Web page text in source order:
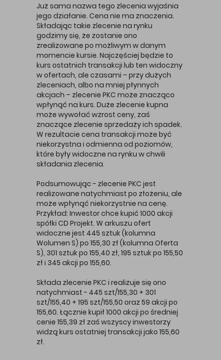
Już sama nazwa tego zlecenia wyjaśnia
jego działanie. Cena nie ma znaczenia.
Składając takie zlecenie na rynku
godzimy się, że zostanie ono
zrealizowane po możliwym w danym
momencie kursie. Najczęściej będzie to
kurs ostatnich transakcji lub ten widoczny
w ofertach, ale czasami – przy dużych
zleceniach, albo na mniej płynnych
akcjach – zlecenie PKC może znacząco
wpłynąć na kurs. Duże zlecenie kupna
może wywołać wzrost ceny, zaś
znaczące zlecenie sprzedaży ich spadek.
W rezultacie cena transakcji może być
niekorzystna i odmienna od poziomów,
które były widoczne na rynku w chwili
składania zlecenia.
Podsumowując - zlecenie PKC jest
realizowane natychmiast po złożeniu, ale
może wpłynąć niekorzystnie na cenę.
Przykład: Inwestor chce kupić 1000 akcji
spółki CD Projekt. W arkuszu ofert
widoczne jest 445 sztuk (kolumna
Wolumen S) po 155,30 zł (kolumna Oferta
S), 301 sztuk po 155,40 zł, 195 sztuk po 155,50
zł i 345 akcji po 155,60.
Składa zlecenie PKC i realizuje się ono
natychmiast - 445 szt/155,30 + 301
szt/155,40 + 195 szt/155,50 oraz 59 akcji po
155,60. Łącznie kupił 1000 akcji po średniej
cenie 155,39 zł zaś wszyscy inwestorzy
widzą kurs ostatniej transakcji jako 155,60
zł.